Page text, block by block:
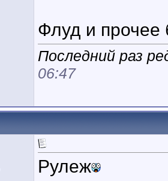
Флуд и прочее
Последний раз
06:47
Рулеж